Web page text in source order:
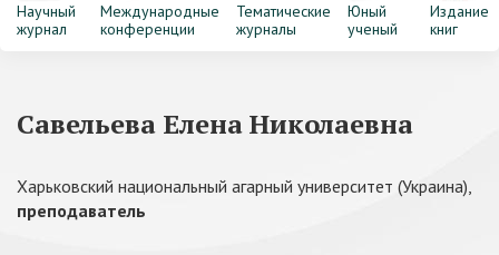
Научный
журнал
Международные
конференции
Тематические
журналы
Юный
ученый
Издание
книг
Савельева Елена Николаевна
Харьковский национальный агарный университет (Украина),
преподаватель